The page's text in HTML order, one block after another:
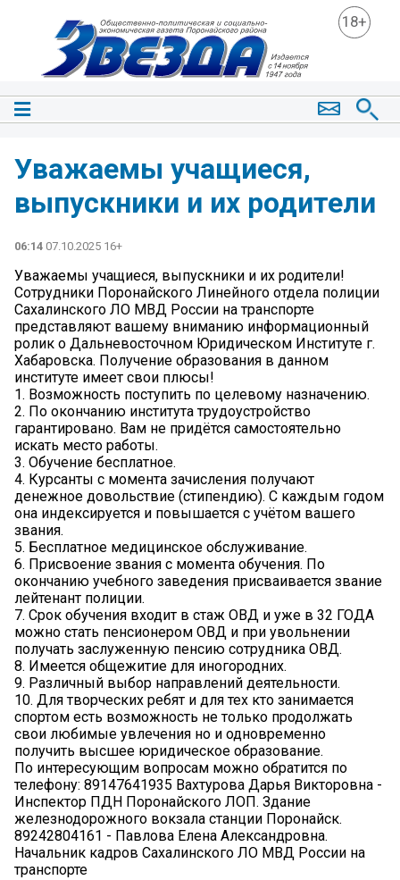
18+
Уважаемы учащиеся,
выпускники и их родители
06:14 07.10.2025 16+
Уважаемы учащиеся, выпускники и их родители!
Сотрудники Поронайского Линейного отдела полиции
Сахалинского ЛО МВД России на транспорте
представляют вашему вниманию информационный
ролик о Дальневосточном Юридическом Институте г.
Хабаровска. Получение образования в данном
институте имеет свои плюсы!
1. Возможность поступить по целевому назначению.
2. По окончанию института трудоустройство
гарантировано. Вам не придётся самостоятельно
искать место работы.
3. Обучение бесплатное.
4. Курсанты с момента зачисления получают
денежное довольствие (стипендию). С каждым годом
она индексируется и повышается с учётом вашего
звания.
5. Бесплатное медицинское обслуживание.
6. Присвоение звания с момента обучения. По
окончанию учебного заведения присваивается звание
лейтенант полиции.
7. Срок обучения входит в стаж ОВД и уже в 32 ГОДА
можно стать пенсионером ОВД и при увольнении
получать заслуженную пенсию сотрудника ОВД.
8. Имеется общежитие для иногородних.
9. Различный выбор направлений деятельности.
10. Для творческих ребят и для тех кто занимается
спортом есть возможность не только продолжать
свои любимые увлечения но и одновременно
получить высшее юридическое образование.
По интересующим вопросам можно обратится по
телефону: 89147641935 Вахтурова Дарья Викторовна -
Инспектор ПДН Поронайского ЛОП. Здание
железнодорожного вокзала станции Поронайск.
89242804161 - Павлова Елена Александровна.
Начальник кадров Сахалинского ЛО МВД России на
транспорте